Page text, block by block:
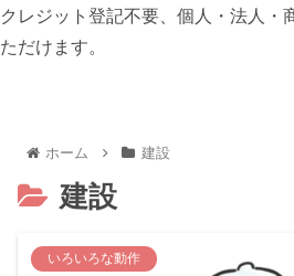
クレジット登記不要、個人・法人・
ただけます。
ホーム 建設
建設
いろいろな動作